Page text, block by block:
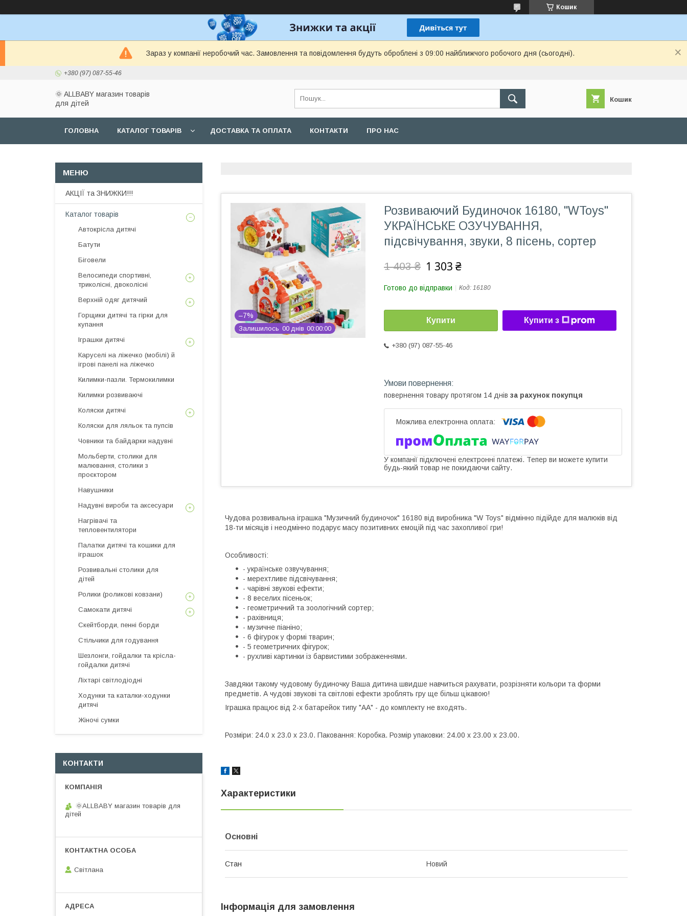
Кошик
Зараз у компанії неробочий час. Замовлення та повідомлення будуть оброблені з 09:00 найближчого робочого дня (сьогодні).
+380 (97) 087-55-46
🌞 ALLBABY магазин товарів
для дітей
Кошик
ГОЛОВНА КАТАЛОГ ТОВАРІВ ДОСТАВКА ТА ОПЛАТА КОНТАКТИ ПРО НАС
–7%
Залишилось 00 днів 00 00 00
Розвиваючий Будиночок 16180, "WToys"
УКРАЇНСЬКЕ ОЗУЧУВАННЯ,
підсвічування, звуки, 8 пісень, сортер
1 403 ₴ 1 303 ₴
Готово до відправки Код: 16180
Купити Купити з
+380 (97) 087-55-46
повернення товару протягом 14 днів за рахунок покупця
У компанії підключені електронні платежі. Тепер ви можете купити
будь-який товар не покидаючи сайту.
Чудова розвивальна іграшка "Музичний будиночок" 16180 від виробника "W Toys" відмінно підійде для малюків від
18-ти місяців і неодмінно подарує масу позитивних емоцій під час захопливої гри!
Особливості:
- українське озвучування;
- мерехтливе підсвічування;
- чарівні звукові ефекти;
- 8 веселих пісеньок;
- геометричний та зоологічний сортер;
- рахівниця;
- музичне піаніно;
- 6 фігурок у формі тварин;
- 5 геометричних фігурок;
- рухливі картинки із барвистими зображеннями.
Завдяки такому чудовому будиночку Ваша дитина швидше навчиться рахувати, розрізняти кольори та форми
предметів. А чудові звукові та світлові ефекти зроблять гру ще більш цікавою!
Іграшка працює від 2-х батарейок типу "АА" - до комплекту не входять.
Розміри: 24.0 x 23.0 x 23.0. Паковання: Коробка. Розмір упаковки: 24.00 x 23.00 x 23.00.
Характеристики
Основні
Стан Новий
Інформація для замовлення
АКЦІЇ та ЗНИЖКИ!!!
Каталог товарів
Автокрісла дитячі
Батути
Біговели
Велосипеди спортивні,
триколісні, двоколісні
Верхній одяг дитячий
Горщики дитячі та гірки для
купання
Іграшки дитячі
Каруселі на ліжечко (мобілі) й
ігрові панелі на ліжечко
Килимки-пазли. Термокилимки
Килимки розвиваючі
Коляски дитячі
Коляски для ляльок та пупсів
Човники та байдарки надувні
Мольберти, столики для
малювання, столики з
проєктором
Навушники
Надувні вироби та аксесуари
Нагрівачі та
тепловентилятори
Палатки дитячі та кошики для
іграшок
Розвивальні столики для
дітей
Ролики (роликові ковзани)
Самокати дитячі
Скейтборди, пенні борди
Стільчики для годування
Шезлонги, гойдалки та крісла-
гойдалки дитячі
Ліхтарі світлодіодні
Ходунки та каталки-ходунки
дитячі
Жіночі сумки
КОНТАКТИ
🌞ALLBABY магазин товарів для
дітей
Світлана